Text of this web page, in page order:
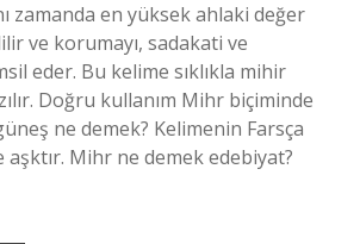
zamanda en yüksek ahlaki değer
ve korumayı, sadakati ve
eder. Bu kelime sıklıkla mihir
Doğru kullanım Mihr biçiminde
ne demek? Kelimenin Farsça
aşktır. Mihr ne demek edebiyat?